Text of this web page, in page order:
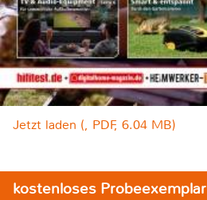
Jetzt laden (, PDF, 6.04 MB)
kostenloses Probeexemplar